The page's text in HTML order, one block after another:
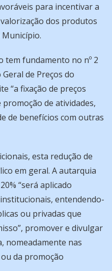
para incentivar a
dos produtos
tem fundamento no nº 2
de Preços do
“a fixação de preços
de atividades,
de benefícios com outras
esta redução de
em geral. A autarquia
“será aplicado
entendendo-
ou privadas que
promover e divulgar
nomeadamente nas
da promoção